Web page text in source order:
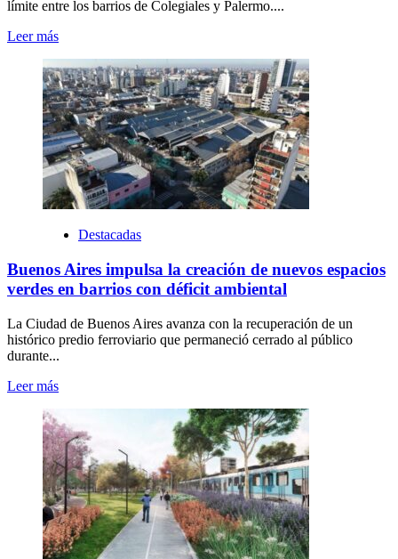
límite entre los barrios de Colegiales y Palermo....
Leer más
Destacadas
Buenos Aires impulsa la creación de nuevos espacios
verdes en barrios con déficit ambiental
La Ciudad de Buenos Aires avanza con la recuperación de un
histórico predio ferroviario que permaneció cerrado al público
durante...
Leer más